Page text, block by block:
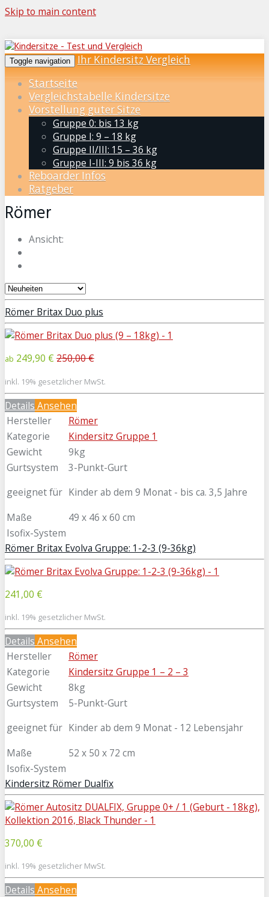
Skip to main content
Toggle navigation
Ihr Kindersitz Vergleich
Startseite
Vergleichstabelle Kindersitze
Vorstellung guter Sitze
Gruppe 0: bis 13 kg
Gruppe I: 9 – 18 kg
Gruppe II/III: 15 – 36 kg
Gruppe I-III: 9 bis 36 kg
Reboarder Infos
Ratgeber
Römer
Ansicht:
Römer Britax Duo plus
ab 249,90 € 250,00 €
inkl. 19% gesetzlicher MwSt.
Details Ansehen
Hersteller
Römer
Kategorie
Kindersitz Gruppe 1
Gewicht
9kg
Gurtsystem
3-Punkt-Gurt
geeignet für Kinder ab dem 9 Monat - bis ca. 3,5 Jahre
Maße
49 x 46 x 60 cm
Isofix-System
Römer Britax Evolva Gruppe: 1-2-3 (9-36kg)
241,00 €
inkl. 19% gesetzlicher MwSt.
Details Ansehen
Hersteller
Römer
Kategorie
Kindersitz Gruppe 1 – 2 – 3
Gewicht
8kg
Gurtsystem
5-Punkt-Gurt
geeignet für Kinder ab dem 9 Monat - 12 Lebensjahr
Maße
52 x 50 x 72 cm
Isofix-System
Kindersitz Römer Dualfix
370,00 €
inkl. 19% gesetzlicher MwSt.
Details Ansehen